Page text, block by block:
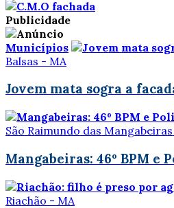
Publicidade
Municípios
Balsas - MA
Jovem mata sogra a
São Raimundo das
Mangabeiras: 46º BPM
Riachão - MA